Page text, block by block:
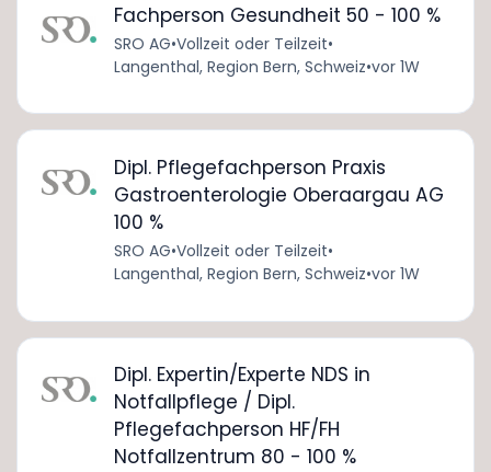
Fachperson Gesundheit 50 - 100 %
SRO AG•Vollzeit oder Teilzeit•
Langenthal, Region Bern, Schweiz•vor 1W
Dipl. Pflegefachperson Praxis
Gastroenterologie Oberaargau AG
100 %
SRO AG•Vollzeit oder Teilzeit•
Langenthal, Region Bern, Schweiz•vor 1W
Dipl. Expertin/Experte NDS in
Notfallpflege / Dipl.
Pflegefachperson HF/FH
Notfallzentrum 80 - 100 %